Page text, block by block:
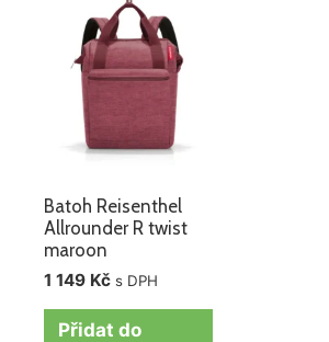
Batoh Reisenthel
Allrounder R twist
maroon
1 149 Kč s DPH
Přidat do